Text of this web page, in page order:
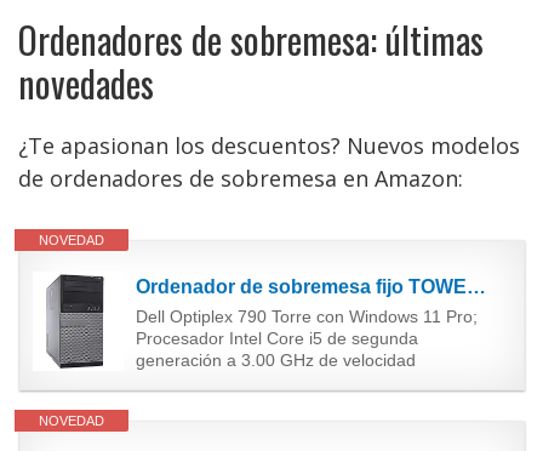
Ordenadores de sobremesa: últimas
novedades
¿Te apasionan los descuentos? Nuevos modelos
de ordenadores de sobremesa en Amazon:
NOVEDAD
Ordenador de sobremesa fijo TOWER DELL i5 WINDOWS 11 PRO WI-FI Computer INTEL MICROSOFT MONTAJE...
Dell Optiplex 790 Torre con Windows 11 Pro;
Procesador Intel Core i5 de segunda
generación a 3.00 GHz de velocidad
NOVEDAD